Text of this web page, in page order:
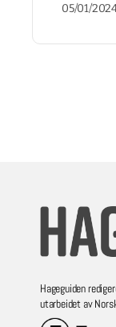
05/01/
Hageguiden
utarbeidet av